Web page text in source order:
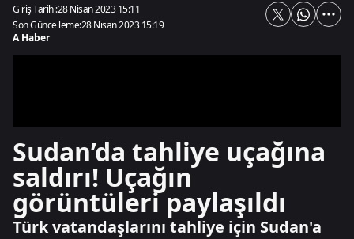
Giriş Tarihi:28 Nisan 2023 15:11
Son Güncelleme:28 Nisan 2023 15:19
A Haber
Sudan’da tahliye uçağına
saldırı! Uçağın
görüntüleri paylaşıldı
Türk vatandaşlarını tahliye için Sudan'a